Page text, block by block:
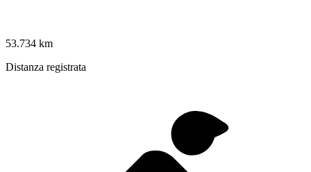
53.734 km
Distanza registrata